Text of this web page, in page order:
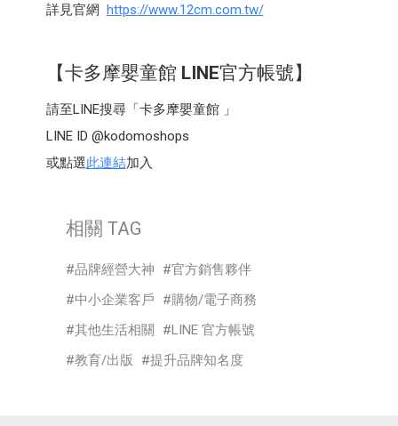
詳見官網 https://www.12cm.com.tw/
【卡多摩嬰童館 LINE官方帳號】
請至LINE搜尋「卡多摩嬰童館 」
LINE ID @kodomoshops
或點選此連結加入
相關 TAG
品牌經營大神
官方銷售夥伴
中小企業客戶
購物/電子商務
其他生活相關
LINE 官方帳號
教育/出版
提升品牌知名度